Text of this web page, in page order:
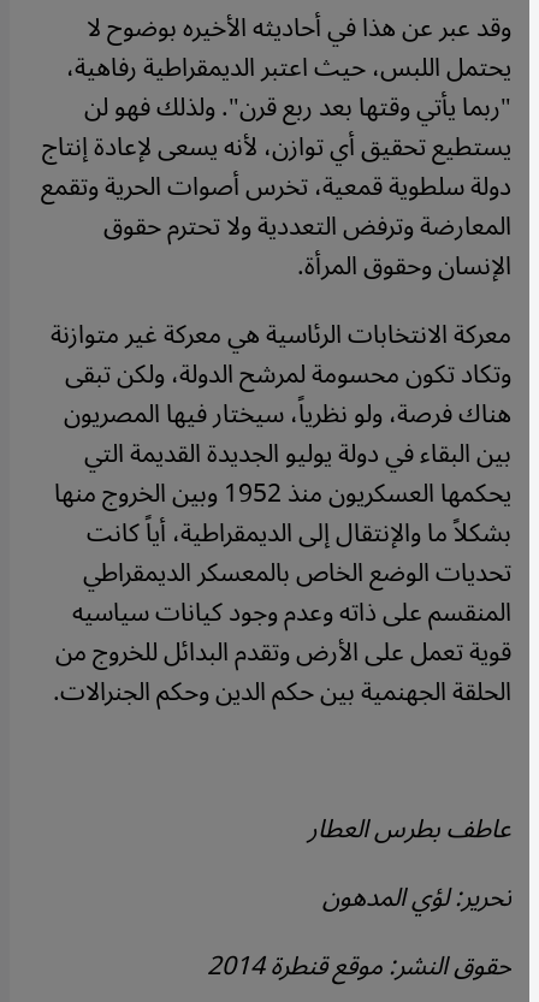
وقد عبر عن هذا في أحاديثه الأخيره بوضوح لا
يحتمل اللبس، حيث اعتبر الديمقراطية رفاهية،
"ربما يأتي وقتها بعد ربع قرن". ولذلك فهو لن
يستطيع تحقيق أي توازن، لأنه يسعى لإعادة إنتاج
دولة سلطوية قمعية، تخرس أصوات الحرية وتقمع
المعارضة وترفض التعددية ولا تحترم حقوق
الإنسان وحقوق المرأة.
معركة الانتخابات الرئاسية هي معركة غير متوازنة
وتكاد تكون محسومة لمرشح الدولة، ولكن تبقى
هناك فرصة، ولو نظرياً، سيختار فيها المصريون
بين البقاء في دولة يوليو الجديدة القديمة التي
يحكمها العسكريون منذ 1952 وبين الخروج منها
بشكلاً ما والإنتقال إلى الديمقراطية، أياً كانت
تحديات الوضع الخاص بالمعسكر الديمقراطي
المنقسم على ذاته وعدم وجود كيانات سياسيه
قوية تعمل على الأرض وتقدم البدائل للخروج من
الحلقة الجهنمية بين حكم الدين وحكم الجنرالات.
عاطف بطرس العطار
تحرير: لؤي المدهون
حقوق النشر: موقع قنطرة 2014